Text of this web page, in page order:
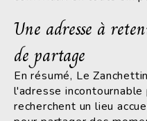
Une adresse à
de partage
En résumé, Le
l'adresse
recherchent un lieu